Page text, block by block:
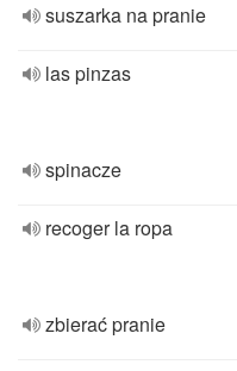
suszarka na pranie
las pinzas
spinacze
recoger la ropa
zbierać pranie